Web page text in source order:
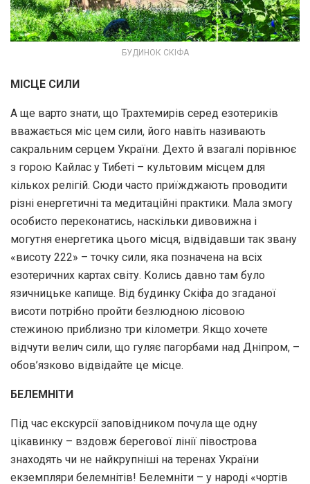
БУДИНОК СКІФА
МІСЦЕ СИЛИ
А ще варто знати, що Трахтемирів серед езотериків
вважається міс­ цем сили, його навіть називають
сакральним серцем України. Дехто й взагалі порівнює
з горою Кайлас у Тибеті – культовим місцем для
кількох релігій. Сюди часто приїжджають проводити
різні енергетичні та медитаційні практики. Мала змогу
особисто переконатись, наскільки дивовижна і
могутня енергетика цього місця, відвідавши так звану
«висоту 222» – точку сили, яка позначена на всіх
езотеричних картах світу. Колись давно там було
язичницьке капище. Від будинку Скіфа до згаданої
висоти потрібно пройти безлюдною лісовою
стежиною приблизно три кілометри. Якщо хочете
відчути велич сили, що гуляє пагорбами над Дніпром, –
обов’язково відвідайте це місце.
БЕЛЕМНІТИ
Під час екскурсії заповідником почула ще одну
цікавинку – вздовж берегової лінії півострова
знаходять чи не найкрупніші на теренах України
екземпляри белемнітів! Белемніти – у народі «чортів